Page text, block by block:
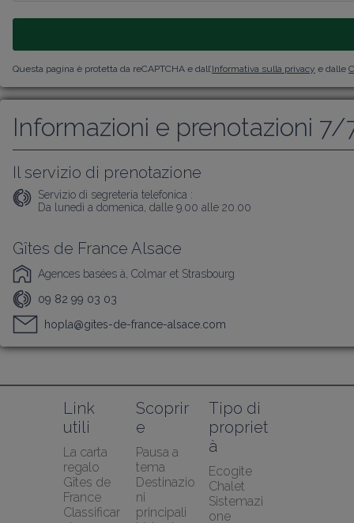
Questa pagina è protetta da reCAPTCHA e dall’Informativa sulla privacy e dalle
Informazioni e prenotazioni 7/
Il servizio di prenotazione
Servizio di segreteria telefonica :
Da lunedì a domenica, dalle 9.00 alle 20.00
Gîtes de France Alsace
Agences basées à, Colmar et Strasbourg
09 82 99 03 03
hopla@gites-de-france-alsace.com
Link
utili
La carta
regalo
Gîtes de
France
Classificar
Scoprir
e
Pausa a
tema
Destinazio
ni
principali
Tipo di
propriet
à
Ecogite
Chalet
Sistemazi
one